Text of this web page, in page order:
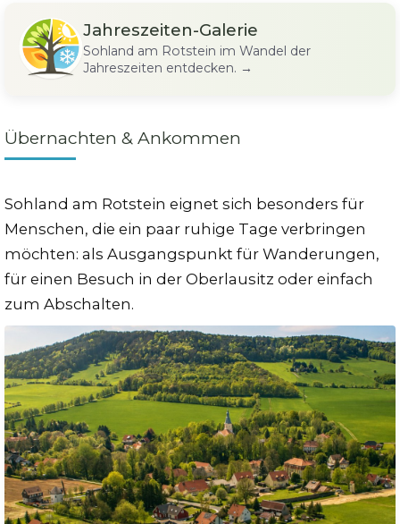
Jahreszeiten-Galerie
Sohland am Rotstein im Wandel der
Jahreszeiten entdecken. →
Übernachten & Ankommen
Sohland am Rotstein eignet sich besonders für
Menschen, die ein paar ruhige Tage verbringen
möchten: als Ausgangspunkt für Wanderungen,
für einen Besuch in der Oberlausitz oder einfach
zum Abschalten.